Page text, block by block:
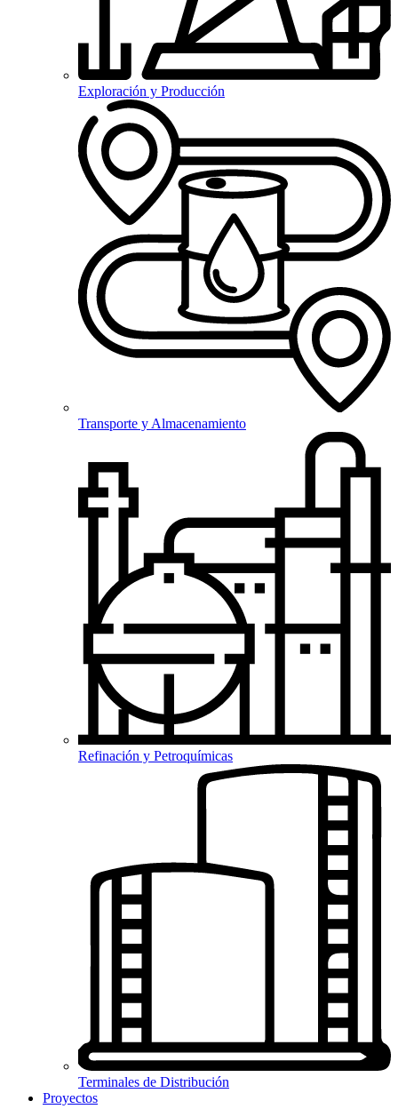
Exploración y Producción
Transporte y Almacenamiento
Refinación y Petroquímicas
Terminales de Distribución
Proyectos